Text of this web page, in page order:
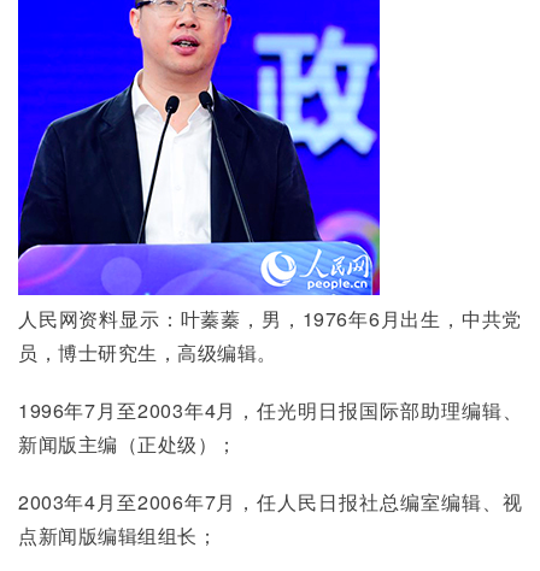
人民网资料显示：叶蓁蓁，男，1976年6月出生，中共党
员，博士研究生，高级编辑。
1996年7月至2003年4月，任光明日报国际部助理编辑、
新闻版主编（正处级）；
2003年4月至2006年7月，任人民日报社总编室编辑、视
点新闻版编辑组组长；